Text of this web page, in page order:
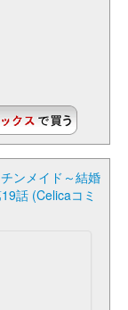
ンメイド～結婚
話 (Celicaコミ